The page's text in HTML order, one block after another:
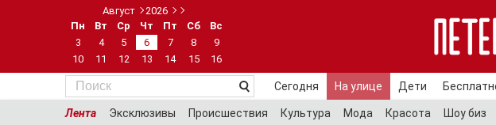
Август
2026
Пн
Вт Ср Чт Пт Сб
Вс
3
4 5 6 7 8
9
10
11 12 13 14 15 16
Сегодня На улице Дети
Лента Эксклюзивы Происшествия Культура Мода Красота Шоу биз